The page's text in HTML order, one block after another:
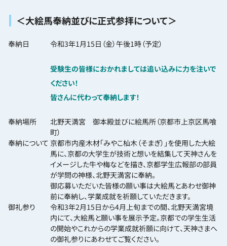
＜大絵馬奉納並びに正式参拝について＞
奉納日 令和3年1月15日（金）午後1時（予定）
受験生の皆様におかれましては追い込みに力を注いで
ください！
皆さんに代わって奉納します！
奉納場所
北野天満宮 御本殿並びに絵馬所（京都市上京区馬喰
町）
奉納について 京都市内産木材「みやこ杣木（そまぎ）」を使用した大絵
馬に、京都の大学生が技術と想いを結集して天神さんを
イメージした牛や梅などを描き、京都学生広報部の部員
が学問の神様、北野天満宮に奉納。
御応募いただいた皆様の願い事は大絵馬とあわせ御神
前に奉納し、学業成就を祈願していただきます。
御礼参り
令和3年2月15日から4月上旬までの間、北野天満宮境
内にて、大絵馬と願い事を展示予定。京都での学生生活
の開始やこれからの学業成就祈願に向けて、天神さまへ
の御礼参りにあわせてご覧ください。